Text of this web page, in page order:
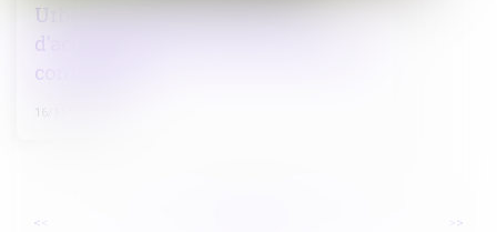
Urbanisme : fonds territorial
d’accessibilité et travaux de mise en
conformité
16/11/2023
<< >>